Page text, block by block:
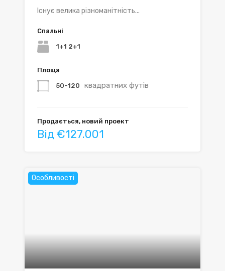
Існує велика різноманітність...
Спальні
1+1 2+1
Площа
50-120 квадратних футів
Продається, новий проект
Від €127.001
Особливості